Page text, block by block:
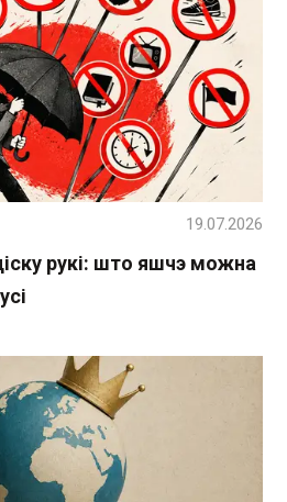
рукі: што яшчэ можна
19.07.2026